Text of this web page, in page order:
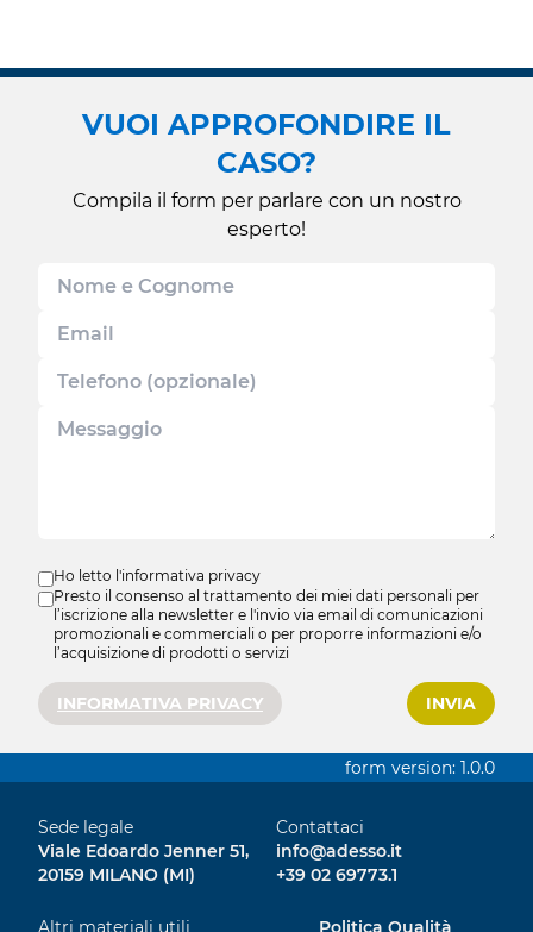
VUOI APPROFONDIRE IL
CASO?
Compila il form per parlare con un nostro
esperto!
Ho letto l'informativa privacy
Presto il consenso al trattamento dei miei dati personali per
l’iscrizione alla newsletter e l'invio via email di comunicazioni
promozionali e commerciali o per proporre informazioni e/o
l’acquisizione di prodotti o servizi
INFORMATIVA PRIVACY
form version: 1.0.0
Sede legale
Viale Edoardo Jenner 51,
20159 MILANO (MI)
Contattaci
info@adesso.it
+39 02 69773.1
Altri materiali utili Politica Qualità